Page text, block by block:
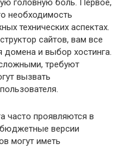
головную боль. Первое,
необходимость
технических аспектах.
сайтов, вам все
домена и выбор хостинга.
требуют
вызвать
часто проявляются в
бюджетные версии
могут иметь